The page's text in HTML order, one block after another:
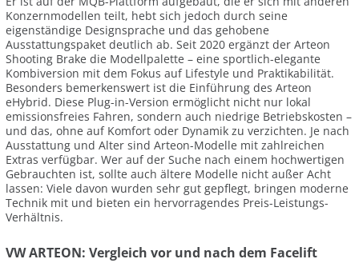
Konzernmodellen teilt, hebt sich jedoch durch seine
eigenständige Designsprache und das gehobene
Ausstattungspaket deutlich ab. Seit 2020 ergänzt der Arteon
Shooting Brake die Modellpalette – eine sportlich-elegante
Kombiversion mit dem Fokus auf Lifestyle und Praktikabilität.
Besonders bemerkenswert ist die Einführung des Arteon
eHybrid. Diese Plug-in-Version ermöglicht nicht nur lokal
emissionsfreies Fahren, sondern auch niedrige Betriebskosten –
und das, ohne auf Komfort oder Dynamik zu verzichten. Je nach
Ausstattung und Alter sind Arteon-Modelle mit zahlreichen
Extras verfügbar. Wer auf der Suche nach einem hochwertigen
Gebrauchten ist, sollte auch ältere Modelle nicht außer Acht
lassen: Viele davon wurden sehr gut gepflegt, bringen moderne
Technik mit und bieten ein hervorragendes Preis-Leistungs-
Verhältnis.
VW ARTEON: Vergleich vor und nach dem Facelift